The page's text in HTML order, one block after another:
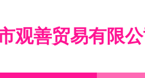
观善贸易有限公